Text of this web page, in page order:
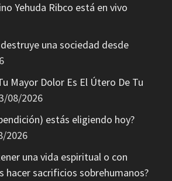
Yehuda Ribco está en vivo
una sociedad desde
Mayor Dolor Es El Útero De Tu
08/2026
estás eligiendo hoy?
2026
una vida espiritual o con
hacer sacrificios sobrehumanos?